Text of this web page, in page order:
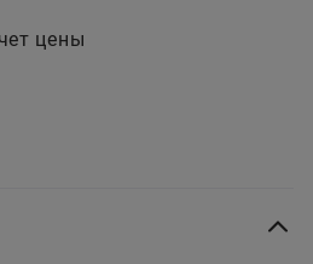
цены